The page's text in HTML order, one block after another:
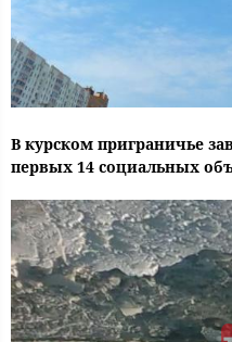
В курском приграничье
первых 14 социальных